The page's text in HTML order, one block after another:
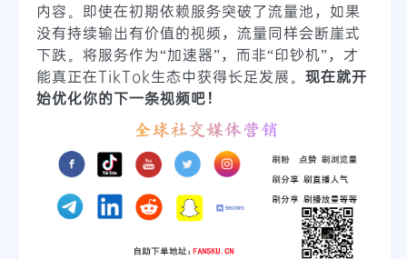
内容。即使在初期依赖服务突破了流量池，如果
没有持续输出有价值的视频，流量同样会断崖式
下跌。将服务作为“加速器”，而非“印钞机”，才
能真正在TikTok生态中获得长足发展。 现在就开
始优化你的下一条视频吧！